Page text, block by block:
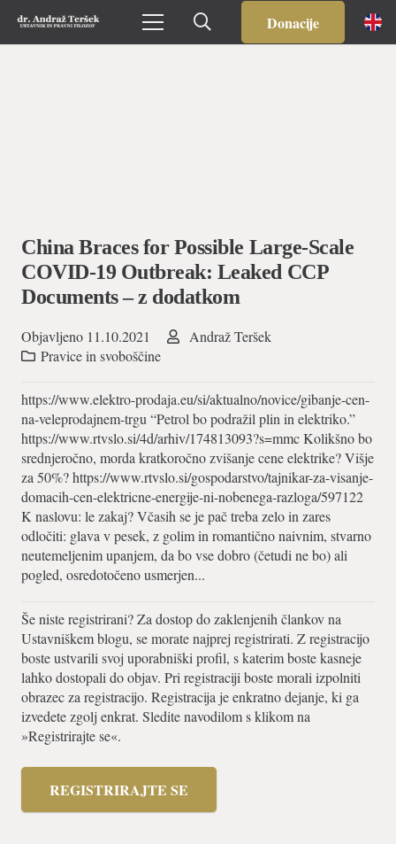
Donacije
China Braces for Possible Large-Scale
COVID-19 Outbreak: Leaked CCP
Documents – z dodatkom
Objavljeno 11.10.2021
Andraž Teršek
Pravice in svoboščine
https://www.elektro-prodaja.eu/si/aktualno/novice/gibanje-cen-
na-veleprodajnem-trgu “Petrol bo podražil plin in elektriko.”
https://www.rtvslo.si/4d/arhiv/174813093?s=mmc Kolikšno bo
srednjeročno, morda kratkoročno zvišanje cene elektrike? Višje
za 50%? https://www.rtvslo.si/gospodarstvo/tajnikar-za-visanje-
domacih-cen-elektricne-energije-ni-nobenega-razloga/597122
K naslovu: le zakaj? Včasih se je pač treba zelo in zares
odločiti: glava v pesek, z golim in romantično naivnim, stvarno
neutemeljenim upanjem, da bo vse dobro (četudi ne bo) ali
pogled, osredotočeno usmerjen...
Še niste registrirani? Za dostop do zaklenjenih člankov na
Ustavniškem blogu, se morate najprej registrirati. Z registracijo
boste ustvarili svoj uporabniški profil, s katerim boste kasneje
lahko dostopali do objav. Pri registraciji boste morali izpolniti
obrazec za registracijo. Registracija je enkratno dejanje, ki ga
izvedete zgolj enkrat. Sledite navodilom s klikom na
»Registrirajte se«.
REGISTRIRAJTE SE